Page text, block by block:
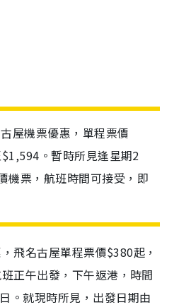
屋機票優惠，單程票價
。暫時所見逢星期2
機票，航班時間可接受，即
飛名古屋單程票價$380起，
正午出發，下午返港，時間
。就現時所見，出發日期由